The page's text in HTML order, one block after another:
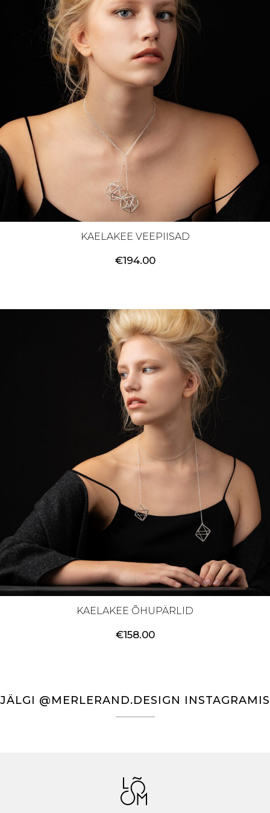
KAELAKEE VEEPIISAD
€194.00
KAELAKEE ÕHUPÄRLID
€158.00
JÄLGI @MERLERAND.DESIGN INSTAGRAMIS